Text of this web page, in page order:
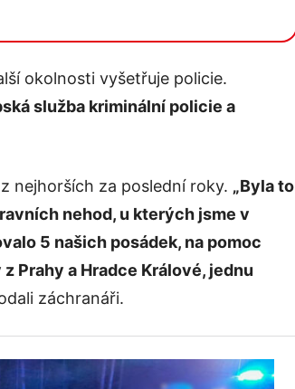
okolnosti vyšetřuje policie.
služba kriminální policie a
nejhorších za poslední roky. „Byla to
nehod, u kterých jsme v
5 našich posádek, na pomoc
Prahy a Hradce Králové, jednu
záchranáři.